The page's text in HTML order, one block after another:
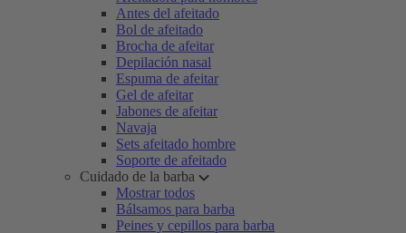
Antes del afeitado
Bol de afeitado
Brocha de afeitar
Depilación nasal
Espuma de afeitar
Gel de afeitar
Jabones de afeitar
Navaja
Sets afeitado hombre
Soporte de afeitado
Cuidado de la barba
Mostrar todos
Bálsamos para barba
Peines y cepillos para barba